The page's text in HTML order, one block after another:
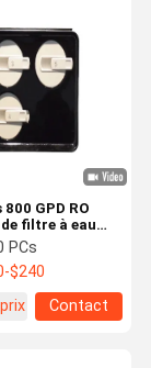
GPD RO
filtre à eau
pour
en 3
PCs
$240
Contact